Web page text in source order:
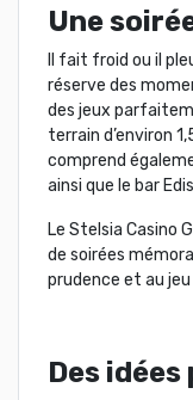
Une
Il fait froid ou il
réserve des
des jeux
terrain d’environ
comprend
ainsi que le bar
Le Stelsia Casino
de soirées
prudence et au
Des